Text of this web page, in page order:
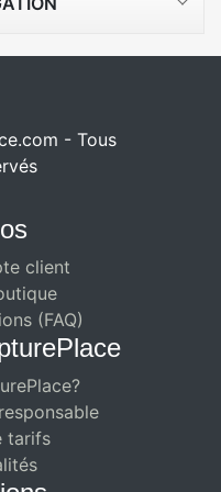
- Tous
client
(FAQ)
tarifs